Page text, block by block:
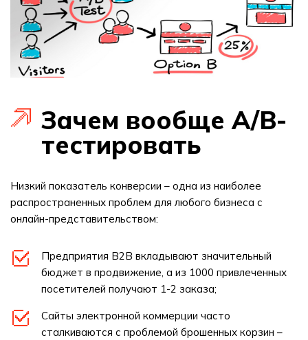
Зачем вообще A/B-
тестировать
Низкий показатель конверсии – одна из наиболее
распространенных проблем для любого бизнеса с
онлайн-представительством:
Предприятия B2B вкладывают значительный
бюджет в продвижение, а из 1000 привлеченных
посетителей получают 1-2 заказа;
Сайты электронной коммерции часто
сталкиваются с проблемой брошенных корзин –